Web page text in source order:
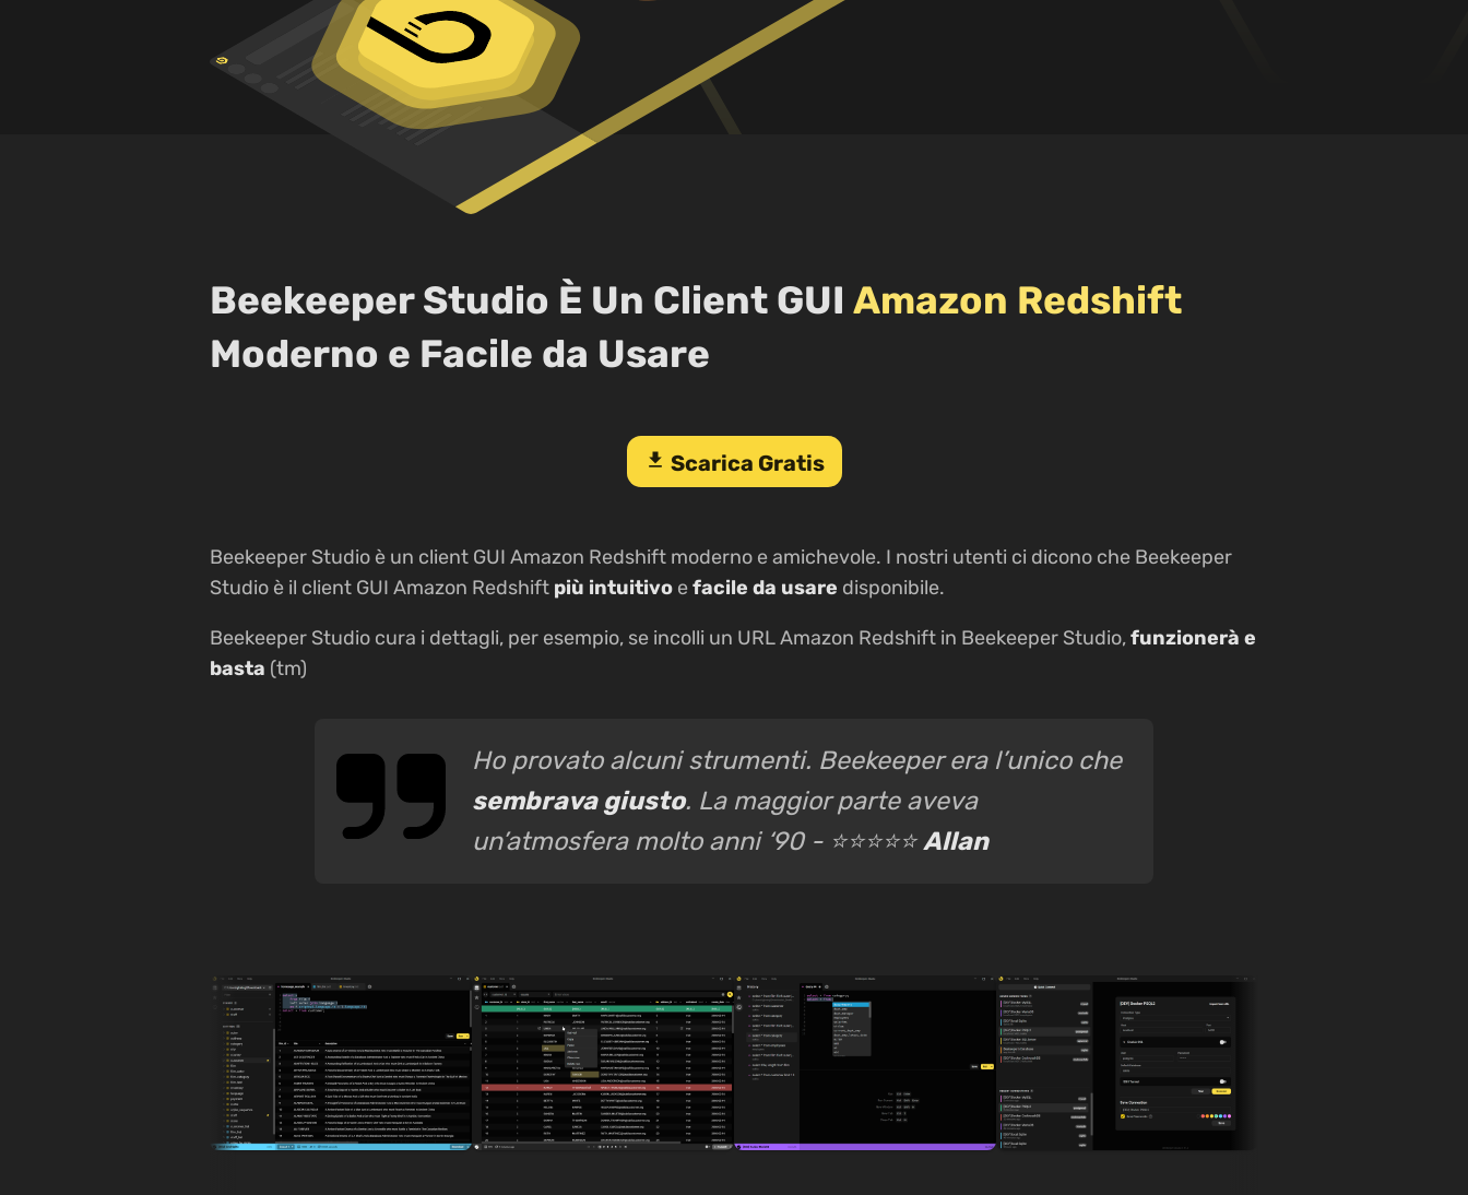
Beekeeper Studio È Un Client GUI Amazon Redshift
Moderno e Facile da Usare
download Scarica Gratis
Beekeeper Studio è un client GUI Amazon Redshift moderno e amichevole. I nostri utenti ci dicono che Beekeeper
Studio è il client GUI Amazon Redshift più intuitivo efacile da usare disponibile.
Beekeeper Studio cura i dettagli, per esempio, se incolli un URL Amazon Redshift in Beekeeper Studio,funzionerà e
basta (tm)
Ho provato alcuni strumenti. Beekeeper era l’unico che
sembrava giusto. La maggior parte aveva
un’atmosfera molto anni ‘90 - ⭐⭐⭐⭐⭐Allan